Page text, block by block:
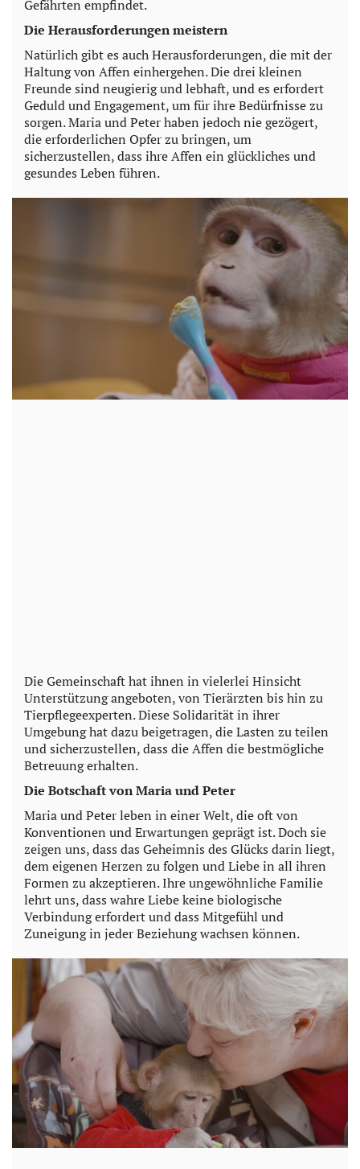
Gefährten empfindet.
Die Herausforderungen meistern
Natürlich gibt es auch Herausforderungen, die mit der
Haltung von Affen einhergehen. Die drei kleinen
Freunde sind neugierig und lebhaft, und es erfordert
Geduld und Engagement, um für ihre Bedürfnisse zu
sorgen. Maria und Peter haben jedoch nie gezögert,
die erforderlichen Opfer zu bringen, um
sicherzustellen, dass ihre Affen ein glückliches und
gesundes Leben führen.
Die Gemeinschaft hat ihnen in vielerlei Hinsicht
Unterstützung angeboten, von Tierärzten bis hin zu
Tierpflegeexperten. Diese Solidarität in ihrer
Umgebung hat dazu beigetragen, die Lasten zu teilen
und sicherzustellen, dass die Affen die bestmögliche
Betreuung erhalten.
Die Botschaft von Maria und Peter
Maria und Peter leben in einer Welt, die oft von
Konventionen und Erwartungen geprägt ist. Doch sie
zeigen uns, dass das Geheimnis des Glücks darin liegt,
dem eigenen Herzen zu folgen und Liebe in all ihren
Formen zu akzeptieren. Ihre ungewöhnliche Familie
lehrt uns, dass wahre Liebe keine biologische
Verbindung erfordert und dass Mitgefühl und
Zuneigung in jeder Beziehung wachsen können.